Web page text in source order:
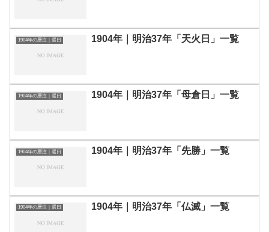
1904年の暦注｜選日 1904年｜明治37年「天火日」一覧
1904年の暦注｜選日 1904年｜明治37年「母倉日」一覧
1904年の暦注｜選日 1904年｜明治37年「先勝」一覧
1904年の暦注｜選日 1904年｜明治37年「仏滅」一覧